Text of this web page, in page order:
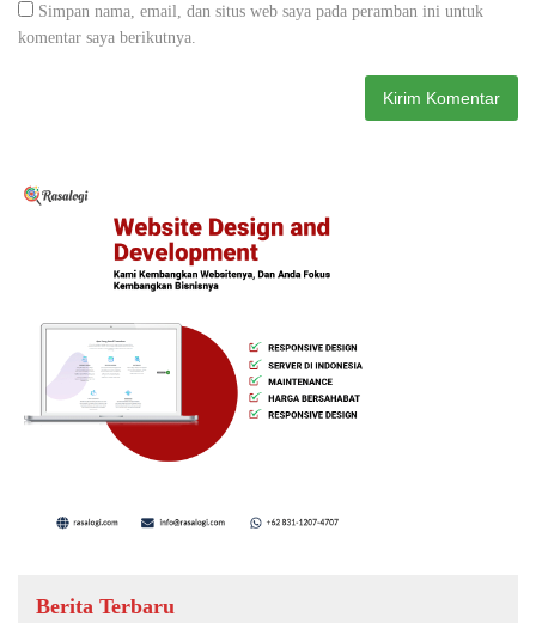
Simpan nama, email, dan situs web saya pada peramban ini untuk
komentar saya berikutnya.
Berita Terbaru